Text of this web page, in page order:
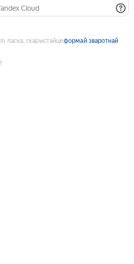
Cloud
ласка, скарыстайцеформай зваротнай